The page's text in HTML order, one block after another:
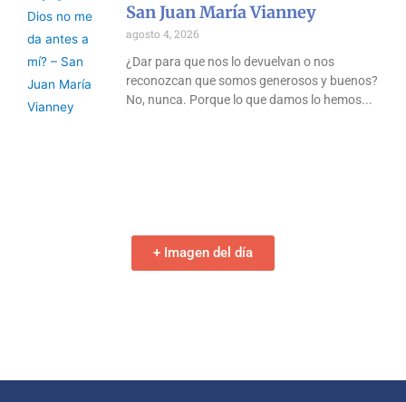
San Juan María Vianney
agosto 4, 2026
¿Dar para que nos lo devuelvan o nos
reconozcan que somos generosos y buenos?
No, nunca. Porque lo que damos lo hemos
+ Imagen del día